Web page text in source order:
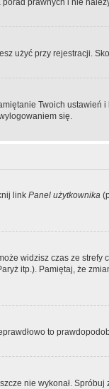
prawnych i nie
użyć przy rejestracji.
Twoich
się.
link Panel użytkownika
widzisz czas ze
itp.). Pamiętaj, że
to
nie wykonał.